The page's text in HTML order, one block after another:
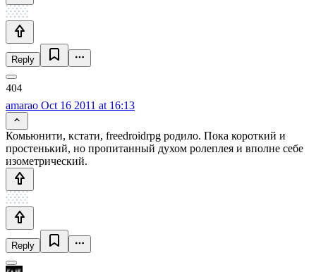
Reply
amarao Oct 16 2011 at 16:13
Комьюнити, кстати, freedroidrpg родило. Пока короткий и
простенький, но пропитанный духом ролеплея и вполне себе
изометрический.
Reply